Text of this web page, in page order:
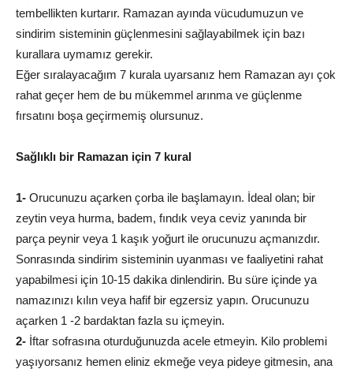
tembellikten kurtarır. Ramazan ayında vücudumuzun ve
sindirim sisteminin güçlenmesini sağlayabilmek için bazı
kurallara uymamız gerekir.
Eğer sıralayacağım 7 kurala uyarsanız hem Ramazan ayı çok
rahat geçer hem de bu mükemmel arınma ve güçlenme
fırsatını boşa geçirmemiş olursunuz.
Sağlıklı bir Ramazan için 7 kural
1- Orucunuzu açarken çorba ile başlamayın. İdeal olan; bir
zeytin veya hurma, badem, fındık veya ceviz yanında bir
parça peynir veya 1 kaşık yoğurt ile orucunuzu açmanızdır.
Sonrasında sindirim sisteminin uyanması ve faaliyetini rahat
yapabilmesi için 10-15 dakika dinlendirin. Bu süre içinde ya
namazınızı kılın veya hafif bir egzersiz yapın. Orucunuzu
açarken 1 -2 bardaktan fazla su içmeyin.
2- İftar sofrasına oturduğunuzda acele etmeyin. Kilo problemi
yaşıyorsanız hemen eliniz ekmeğe veya pideye gitmesin, ana